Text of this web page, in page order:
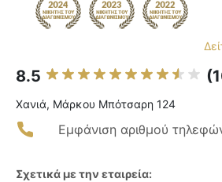
8.5
Χανιά, Μάρκου Μπότσαρη 124
Εμφάνιση αριθμού
Σχετικά με την εταιρεία: